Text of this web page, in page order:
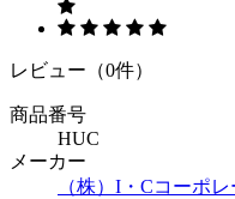
レビュー（0件）
商品番号
HUC
メーカー
（株）I・Cコーポ